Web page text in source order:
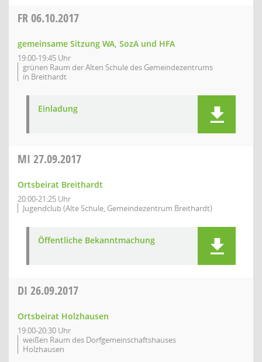
FR06.10.2017
gemeinsame Sitzung WA, SozA und HFA
19:00-19:45 Uhr
grünen Raum der Alten Schule des Gemeindezentrums
in Breithardt
Einladung
MI 27.09.2017
Ortsbeirat Breithardt
20:00-21:25 Uhr
Jugendclub (Alte Schule, Gemeindezentrum Breithardt)
Öffentliche Bekanntmachung
DI 26.09.2017
Ortsbeirat Holzhausen
19:00-20:30 Uhr
weißen Raum des Dorfgemeinschaftshauses
Holzhausen